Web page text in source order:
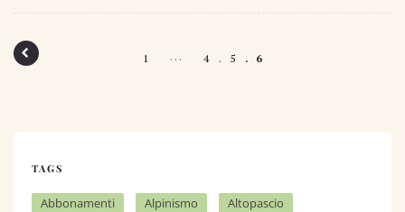
P
1 … 4 5 6
TAGS
Abbonamenti Alpinismo
Altopascio